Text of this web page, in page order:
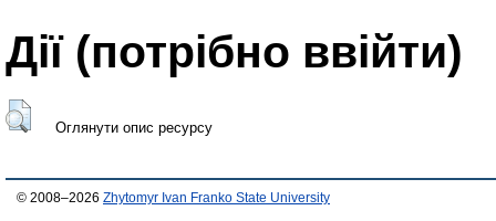
Дії ​​(потрібно ввійти)
Оглянути опис ресурсу
© 2008–2026 Zhytomyr Ivan Franko State University